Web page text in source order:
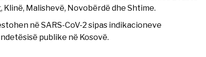
Klinë, Malishevë, Novobërdë dhe Shtime.
në SARS-CoV-2 sipas indikacioneve
publike në Kosovë.